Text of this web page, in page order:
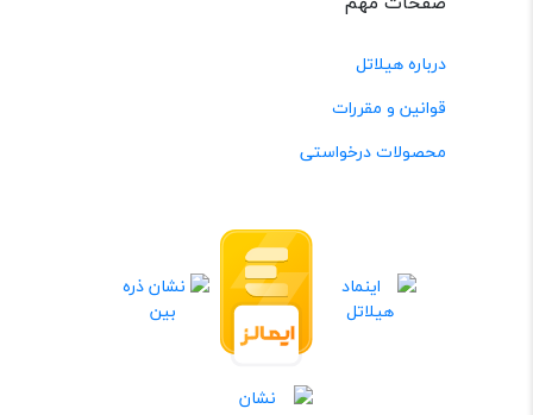
درباره هیلاتل
قوانین و مقررات
محصولات درخواستی